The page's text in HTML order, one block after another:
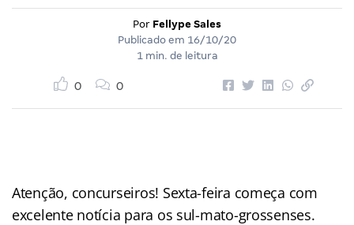
Por Fellype Sales
Publicado em 16/10/20
1 min. de leitura
0 0
Atenção, concurseiros! Sexta-feira começa com
excelente notícia para os sul-mato-grossenses.